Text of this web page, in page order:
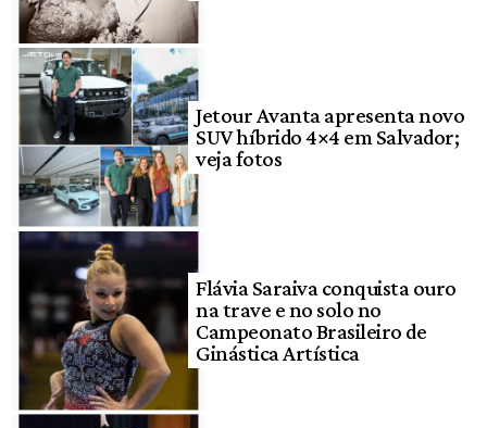
Jetour Avanta apresenta novo
SUV híbrido 4×4 em Salvador;
veja fotos
Flávia Saraiva conquista ouro
na trave e no solo no
Campeonato Brasileiro de
Ginástica Artística